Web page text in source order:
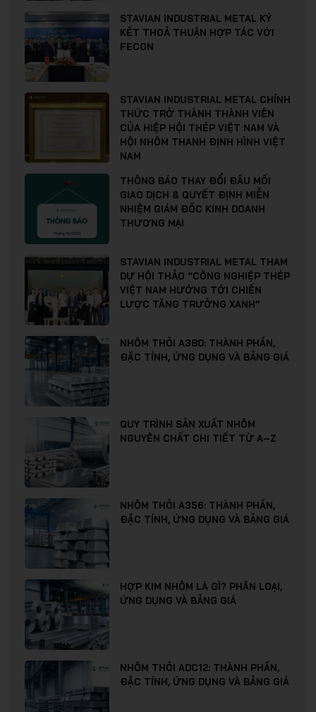
STAVIAN INDUSTRIAL METAL KÝ
KẾT THOẢ THUẬN HỢP TÁC VỚI
FECON
STAVIAN INDUSTRIAL METAL CHÍNH
THỨC TRỞ THÀNH THÀNH VIÊN
CỦA HIỆP HỘI THÉP VIỆT NAM VÀ
HỘI NHÔM THANH ĐỊNH HÌNH VIỆT
NAM
THÔNG BÁO THAY ĐỔI ĐẦU MỐI
GIAO DỊCH & QUYẾT ĐỊNH MIỄN
NHIỆM GIÁM ĐỐC KINH DOANH
THƯƠNG MẠI
STAVIAN INDUSTRIAL METAL THAM
DỰ HỘI THẢO “CÔNG NGHIỆP THÉP
VIỆT NAM HƯỚNG TỚI CHIẾN
LƯỢC TĂNG TRƯỞNG XANH”
NHÔM THỎI A380: THÀNH PHẦN,
ĐẶC TÍNH, ỨNG DỤNG VÀ BẢNG GIÁ
QUY TRÌNH SẢN XUẤT NHÔM
NGUYÊN CHẤT CHI TIẾT TỪ A–Z
NHÔM THỎI A356: THÀNH PHẦN,
ĐẶC TÍNH, ỨNG DỤNG VÀ BẢNG GIÁ
HỢP KIM NHÔM LÀ GÌ? PHÂN LOẠI,
ỨNG DỤNG VÀ BẢNG GIÁ
NHÔM THỎI ADC12: THÀNH PHẦN,
ĐẶC TÍNH, ỨNG DỤNG VÀ BẢNG GIÁ